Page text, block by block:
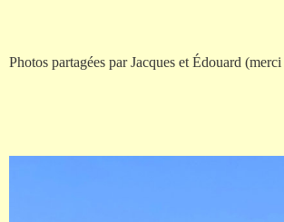
Photos partagées par Jacques et Édouard